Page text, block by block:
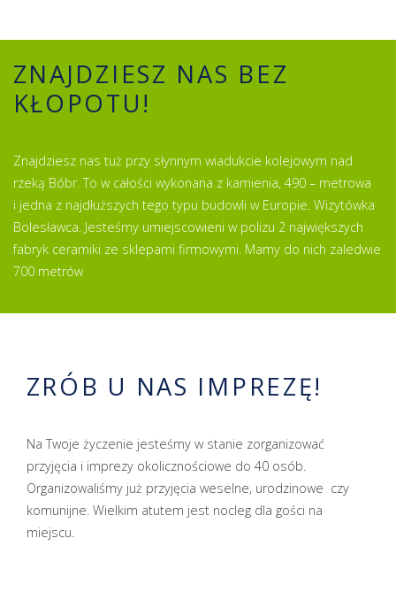
ZNAJDZIESZ NAS BEZ
KŁOPOTU!
Znajdziesz nas tuż przy słynnym wiadukcie kolejowym nad
rzeką Bóbr. To w całości wykonana z kamienia, 490 – metrowa
i jedna z najdłuższych tego typu budowli w Europie. Wizytówka
Bolesławca. Jesteśmy umiejscowieni w polizu 2 największych
fabryk ceramiki ze sklepami firmowymi. Mamy do nich zaledwie
700 metrów
ZRÓB U NAS IMPREZĘ!
Na Twoje życzenie jesteśmy w stanie zorganizować
przyjęcia i imprezy okolicznościowe do 40 osób.
Organizowaliśmy już przyjęcia weselne, urodzinowe czy
komunijne. Wielkim atutem jest nocleg dla gości na
miejscu.